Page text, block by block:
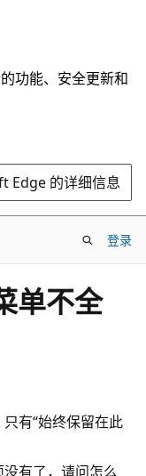
功能、安全更新和
Edge 的详细信息
登录
单不全
有“始终保留在此
没有了，请问怎么